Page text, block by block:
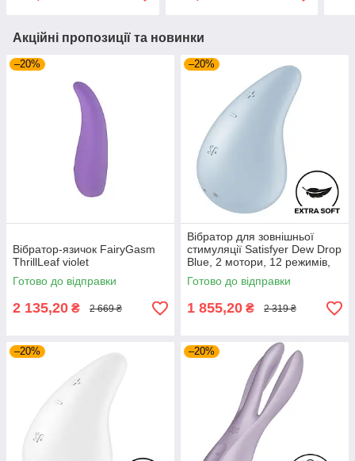
Акційні пропозиції та новинки
–20%
Вібратор-язичок FairyGasm
ThrillLeaf violet
Готово до відправки
2 135,20 ₴ 2 669 ₴
–20%
Вібратор для зовнішньої
стимуляції Satisfyer Dew Drop
Blue, 2 мотори, 12 режимів,
м’який корпус
Готово до відправки
1 855,20 ₴ 2 319 ₴
–20% –20%